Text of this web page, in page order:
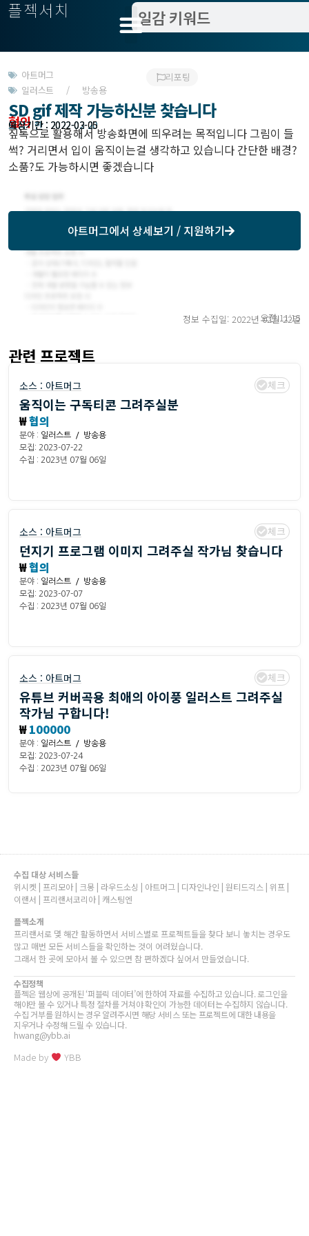
플젝서치
아트머그
일러스트 / 방송용
리포팅
SD gif 제작 가능하신분 찾습니다
협의
모집기한 : 2022-02-20
예상기간 : 2022-03-05
짚톡으로 활용해서 방송화면에 띄우려는 목적입니다 그림이 들
썩? 거리면서 입이 움직이는걸 생각하고 있습니다 간단한 배경?
소품?도 가능하시면 좋겠습니다
아트머그에서 상세보기 / 지원하기
정보 수집일: 2022년 02월 22일
오전 11:15
관련 프로젝트
소스 : 아트머그 체크
움직이는 구독티콘 그려주실분
₩협의
분야 : 일러스트 / 방송용
모집: 2023-07-22
수집 : 2023년 07월 06일
소스 : 아트머그 체크
던지기 프로그램 이미지 그려주실 작가님 찾습니다
₩협의
분야 : 일러스트 / 방송용
모집: 2023-07-07
수집 : 2023년 07월 06일
소스 : 아트머그 체크
유튜브 커버곡용 최애의 아이풍 일러스트 그려주실
작가님 구합니다!
₩100000
분야 : 일러스트 / 방송용
모집: 2023-07-24
수집 : 2023년 07월 06일
수집 대상 서비스들
위시켓 | 프리모아 | 크몽 | 라우드소싱 | 아트머그 | 디자인나인 | 원티드긱스 | 위프 |
이랜서 | 프리랜서코리아 | 캐스팅엔
플젝소개
프리랜서로 몇 해간 활동하면서 서비스별로 프로젝트들을 찾다 보니 놓치는 경우도
많고 매번 모든 서비스들을 확인하는 것이 어려웠습니다.
그래서 한 곳에 모아서 볼 수 있으면 참 편하겠다 싶어서 만들었습니다.
수집정책
플젝은 웹상에 공개된 ‘퍼블릭 데이터’에 한하여 자료를 수집하고 있습니다. 로그인을
해야만 볼 수 있거나 특정 절차를 거쳐야 확인이 가능한 데이터는 수집하지 않습니다.
수집 거부를 원하시는 경우 알려주시면 해당 서비스 또는 프로젝트에 대한 내용을
지우거나 수정해 드릴 수 있습니다.
hwang@ybb.ai
Made by YBB